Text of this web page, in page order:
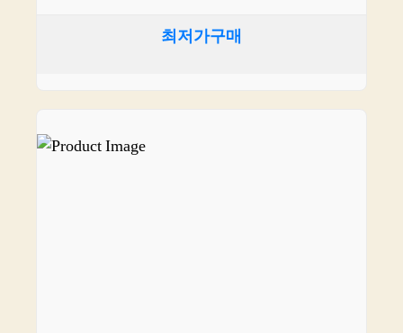
최저가구매